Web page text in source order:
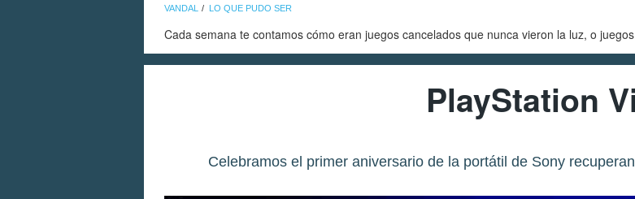
VANDAL LO QUE PUDO SER
Cada semana te contamos cómo eran juegos cancelados que nunca vieron la luz, o
PlayStation
Celebramos el primer aniversario de la portátil de Sony